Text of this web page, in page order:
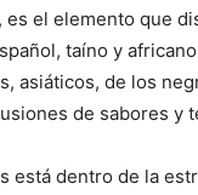
el elemento que
taíno y
asiáticos, de los
de sabores y
está dentro de la